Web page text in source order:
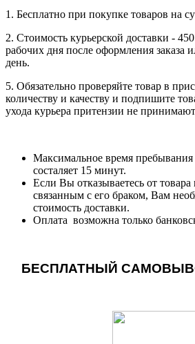
1. Бесплатно при покупке товаров на
2. Стоимость курьерской доставки -
рабочих дня после оформления заказа
день.
5. Обязательно проверяйте товар в
количеству и качеству и подпишите
ухода курьера притензии не
Максимальное время пребывания
состаляет 15 минут.
Если Вы отказываетесь от
связанным с его браком, Вам
стоимость доставки.
Оплата возможна только
БЕСПЛАТНЫЙ